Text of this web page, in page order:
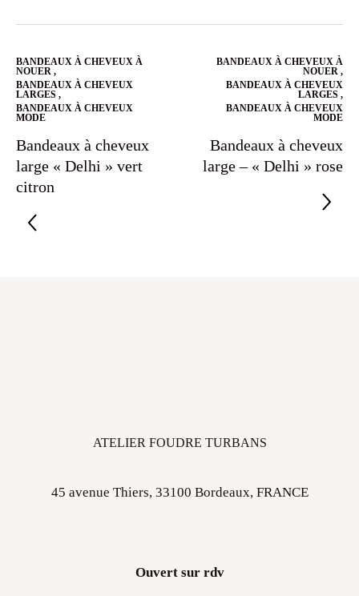
BANDEAUX À CHEVEUX À
NOUER ,
BANDEAUX À CHEVEUX
LARGES ,
BANDEAUX À CHEVEUX
MODE
Bandeaux à cheveux
large « Delhi » vert
citron
BANDEAUX À CHEVEUX À
NOUER ,
BANDEAUX À CHEVEUX
LARGES ,
BANDEAUX À CHEVEUX
MODE
Bandeaux à cheveux
large – « Delhi » rose
ATELIER FOUDRE TURBANS
45 avenue Thiers, 33100 Bordeaux, FRANCE
Ouvert sur rdv